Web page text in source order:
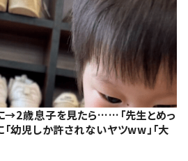
→2歳息子を見たら……「先生とめっ
「幼児しか許されないヤツww」「大